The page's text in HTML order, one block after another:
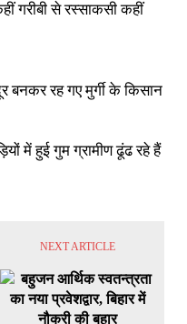
गरीबी से रस्साकसी कहीं
बनकर रह गए मुर्गी के किसान
में हुई गुम ग्रामीण ढूंढ रहे हैं
NEXT ARTICLE